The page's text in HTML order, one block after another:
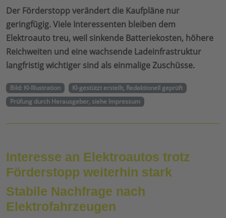
Der Förderstopp verändert die Kaufpläne nur
geringfügig. Viele Interessenten bleiben dem
Elektroauto treu, weil sinkende Batteriekosten, höhere
Reichweiten und eine wachsende Ladeinfrastruktur
langfristig wichtiger sind als einmalige Zuschüsse.
Bild: KI-Illustration
KI-gestützt erstellt, Redaktionell geprüft
Prüfung durch Herausgeber, siehe Impressum
Interesse an Elektroautos trotz
Förderstopp weiterhin stark
Stabile Nachfrage nach
Elektrofahrzeugen